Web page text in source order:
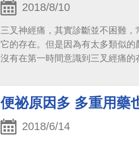
2018/8/10
三叉神經痛，其實診斷並不困難
它的存在。但是因為有太多類似
沒有在第一時間意識到三叉經痛
便祕原因多 多重用藥
2018/6/14